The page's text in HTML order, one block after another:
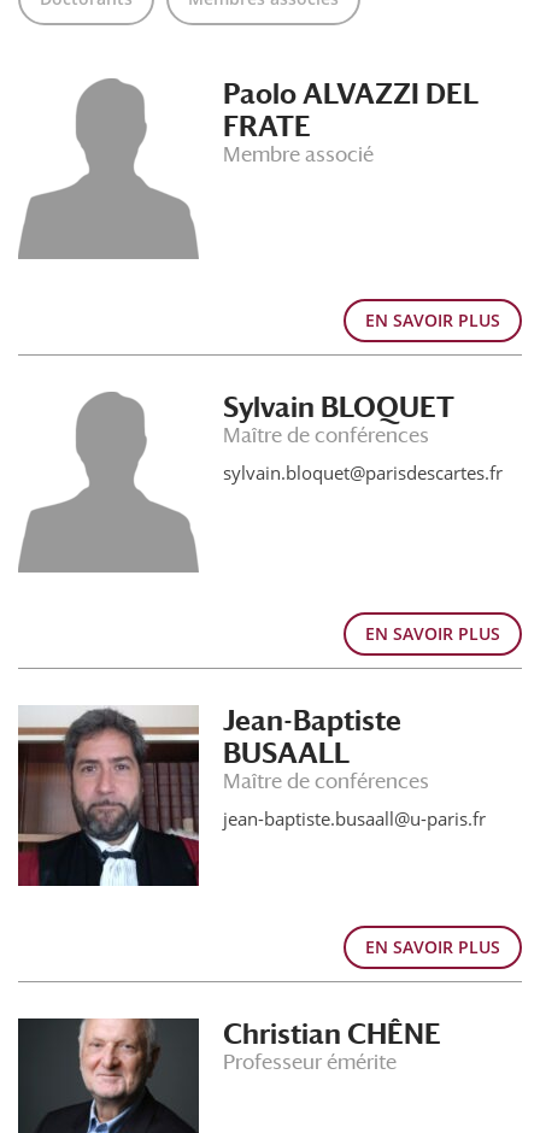
Paolo ALVAZZI DEL
FRATE
Membre associé
EN SAVOIR PLUS
Sylvain BLOQUET
Maître de conférences
sylvain.bloquet@parisdescartes.fr
EN SAVOIR PLUS
Jean-Baptiste
BUSAALL
Maître de conférences
jean-baptiste.busaall@u-paris.fr
EN SAVOIR PLUS
Christian CHÊNE
Professeur émérite